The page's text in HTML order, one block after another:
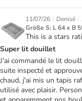
11/07/26 | Denisé |
Größe S: L 64 x B
This is a stars
Super lit douillet
J'ai commandé le lit
suite inspecté et
chaud, j'ai mis un tapis
utilisé avec plaisir.